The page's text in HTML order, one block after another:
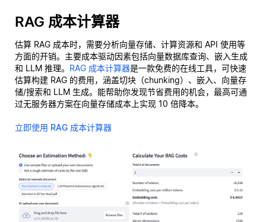
RAG 成本计算器
估算 RAG 成本时，需要分析向量存储、计算资源和 API 使用等
方面的开销。主要成本驱动因素包括向量数据库查询、嵌入生成
和 LLM 推理。 RAG 成本计算器是一款免费的在线工具，可快速
估算构建 RAG 的费用，涵盖切块（chunking）、嵌入、向量存
储/搜索和 LLM 生成。能帮助你发现节省费用的机会，最高可通
过无服务器方案在向量存储成本上实现 10 倍降本。
立即使用 RAG 成本计算器